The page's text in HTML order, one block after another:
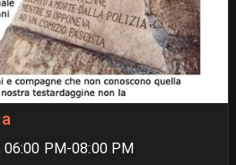
06:00 PM-08:00 PM